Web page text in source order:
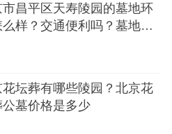
元，为追思增添温馨氛
市昌平区天寿陵园的墓地环
样？交通便利吗？墓地价
花坛葬有哪些陵园？北京花
公墓价格是多少